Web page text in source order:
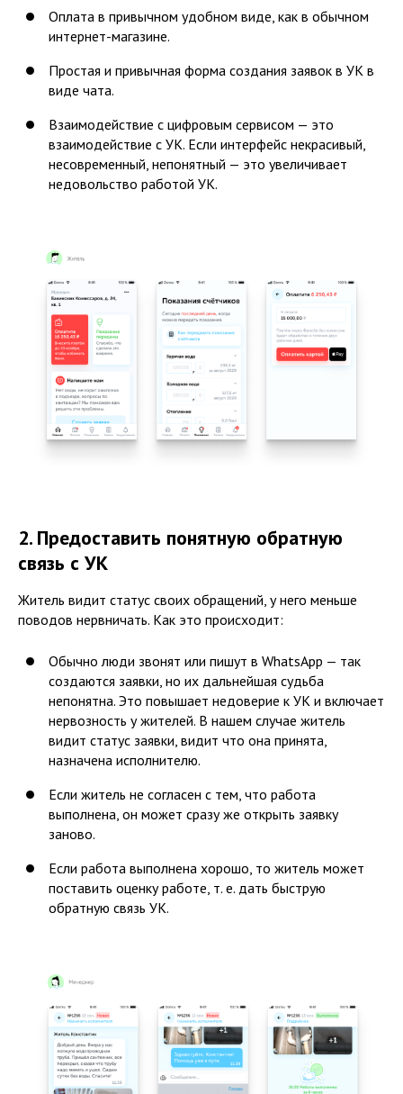
Оплата в привычном удобном виде, как в обычном
интернет-магазине.
Простая и привычная форма создания заявок в УК в
виде чата.
Взаимодействие с цифровым сервисом — это
взаимодействие с УК. Если интерфейс некрасивый,
несовременный, непонятный — это увеличивает
недовольство работой УК.
2. Предоставить понятную обратную
связь с УК
Житель видит статус своих обращений, у него меньше
поводов нервничать. Как это происходит:
Обычно люди звонят или пишут в WhatsApp — так
создаются заявки, но их дальнейшая судьба
непонятна. Это повышает недоверие к УК и включает
нервозность у жителей. В нашем случае житель
видит статус заявки, видит что она принята,
назначена исполнителю.
Если житель не согласен с тем, что работа
выполнена, он может сразу же открыть заявку
заново.
Если работа выполнена хорошо, то житель может
поставить оценку работе, т. е. дать быструю
обратную связь УК.